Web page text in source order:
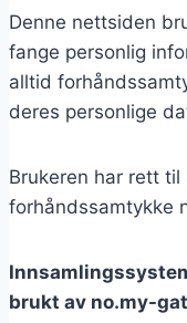
Denne nettsiden
fange personlig
alltid
deres personlige
Brukeren har rett
forhåndssamtykke
brukt av no.my-